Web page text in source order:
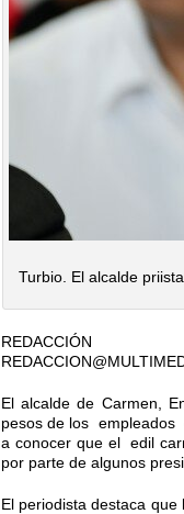
Turbio. El alcalde
REDACCIÓN
El alcalde de Carmen,
pesos de los empleados
a conocer que el edil
por parte de algunos
El periodista destaca